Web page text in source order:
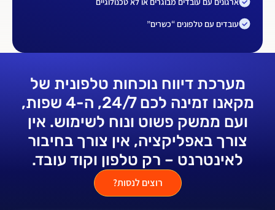
ארגונים עם עובדים מבוגרים או לא טכנולוגיים
עובדים עם טלפונים “כשרים”
מערכת דיווח נוכחות טלפונית של
מקאנו זמינה לכם 24/7, ה-4 שפות,
ועם ממשק פשוט ונוח לשימוש. אין
צורך באפליקציה, אין צורך בחיבור
לאינטרנט – רק טלפון וקוד עובד.
רוצים לנסות?